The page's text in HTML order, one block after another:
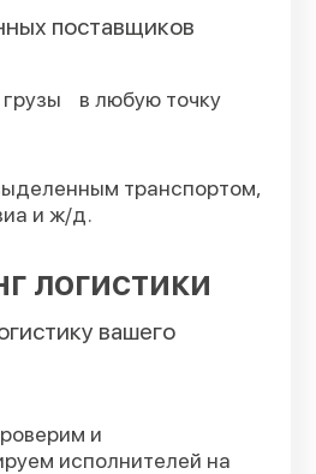
поставщиков
в любую точку
транспортом,
и ж/д.
логистики
вашего
и
исполнителей на